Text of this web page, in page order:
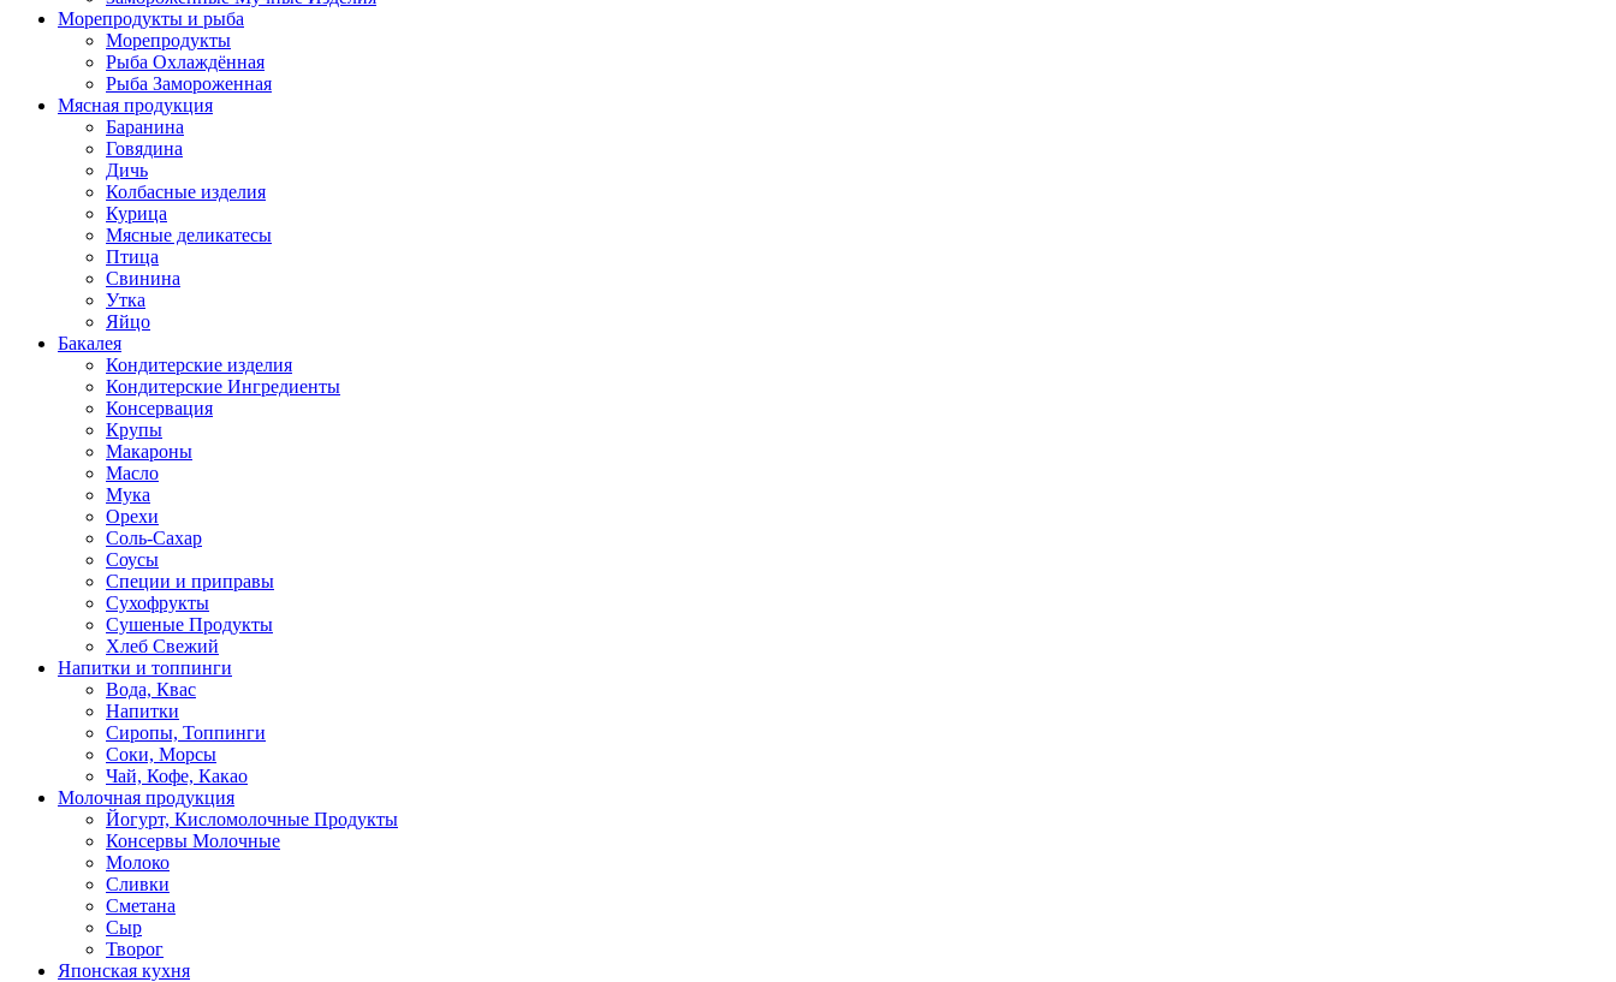
Морепродукты и рыба
Морепродукты
Рыба Охлаждённая
Рыба Замороженная
Мясная продукция
Баранина
Говядина
Дичь
Колбасные изделия
Курица
Мясные деликатесы
Птица
Свинина
Утка
Яйцо
Бакалея
Кондитерские изделия
Кондитерские Ингредиенты
Консервация
Крупы
Макароны
Масло
Мука
Орехи
Соль-Сахар
Соусы
Специи и приправы
Сухофрукты
Сушеные Продукты
Хлеб Свежий
Напитки и топпинги
Вода, Квас
Напитки
Сиропы, Топпинги
Соки, Морсы
Чай, Кофе, Какао
Молочная продукция
Йогурт, Кисломолочные Продукты
Консервы Молочные
Молоко
Сливки
Сметана
Сыр
Творог
Японская кухня